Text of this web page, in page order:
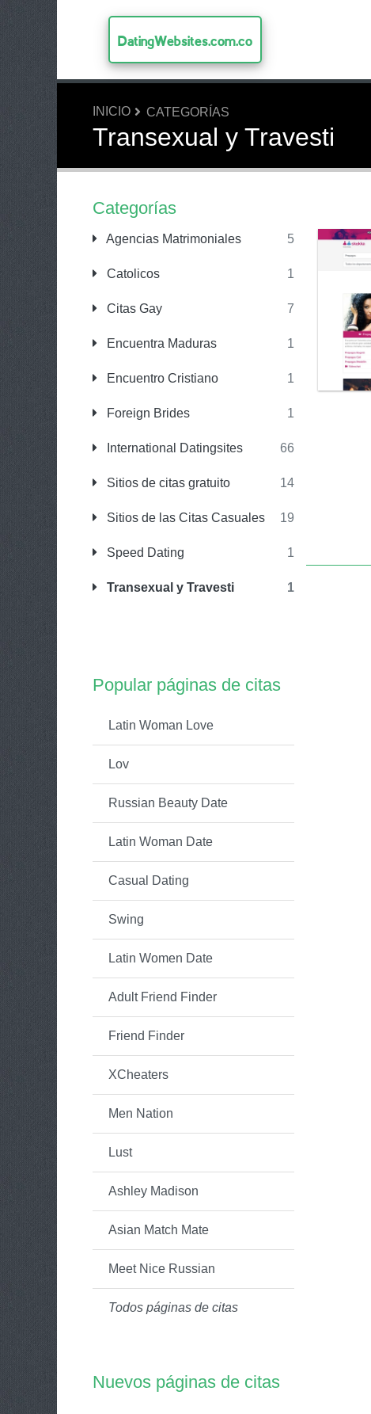
DatingWebsites.com.co
INICIO CATEGORÍAS
Transexual y Travesti
Categorías
Agencias Matrimoniales 5
Catolicos 1
Citas Gay 7
Encuentra Maduras 1
Encuentro Cristiano 1
Foreign Brides 1
International Datingsites 66
Sitios de citas gratuito 14
Sitios de las Citas Casuales 19
Speed Dating 1
Transexual y Travesti 1
Popular páginas de citas
Latin Woman Love
Lov
Russian Beauty Date
Latin Woman Date
Casual Dating
Swing
Latin Women Date
Adult Friend Finder
Friend Finder
XCheaters
Men Nation
Lust
Ashley Madison
Asian Match Mate
Meet Nice Russian
Todos páginas de citas
Nuevos páginas de citas